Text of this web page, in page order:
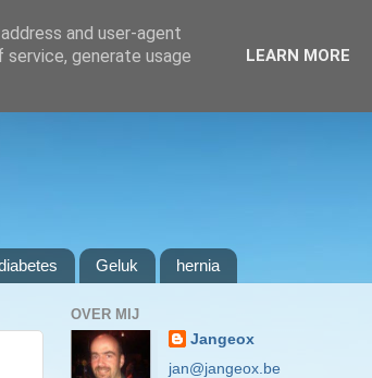
Geluk hernia
OVER MIJ
Jangeox
jan@jangeox.be
and user-agent
generate usage
LEARN MORE